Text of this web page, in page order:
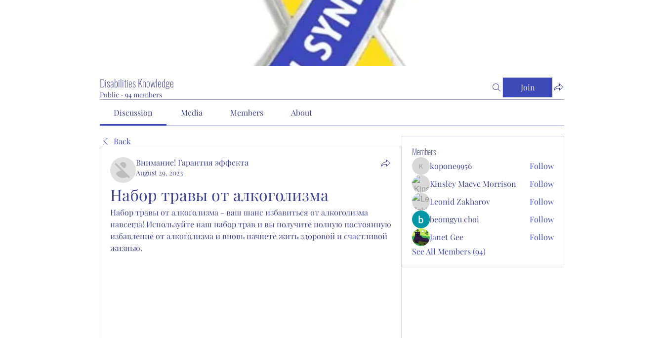
Disabilities Knowledge
Public · 94 members
Join
Discussion Media Members About
Back
Внимание! Гарантия эффекта
August 29, 2023
Набор травы от алкоголизма
Набор травы от алкоголизма - ваш шанс избавиться от алкоголизма
навсегда! Используйте наш набор трав и вы получите полную постоянную
избавление от алкоголизма и вновь начнете жить здоровой и счастливой
жизнью.
Members
kopone9956
kopone9956
Follow
Kinsley Maeve Morrison
Follow
Leonid Zakharov
Follow
beomgyu choi
Follow
Janet Gee
Follow
See All Members (94)